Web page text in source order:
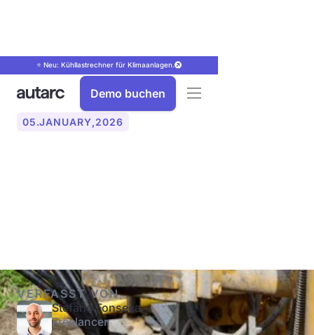
⭐ Neu: Kühllastrechner für Klimaanlagen.
Demo buchen
05.JANUARY,2026
VERFASST VON
Stefano Fonseca
Freelancer